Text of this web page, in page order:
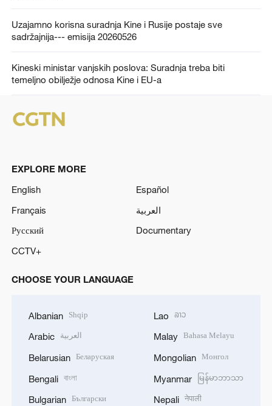
Uzajamno korisna suradnja Kine i Rusije postaje sve
sadržajnija--- emisija 20260526
Kineski ministar vanjskih poslova: Suradnja treba biti
temeljno obilježje odnosa Kine i EU-a
EXPLORE MORE
English
Español
Français
العربية
Русский
Documentary
CCTV+
CHOOSE YOUR LANGUAGE
Albanian Shqip
Arabic العربية
Belarusian Беларуская
Bengali বাংলা
Bulgarian Български
Lao ລາວ
Malay Bahasa Melayu
Mongolian Монгол
Myanmar မြန်မာဘာသာ
Nepali नेपाली